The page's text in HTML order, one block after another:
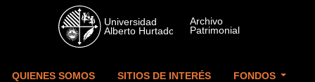
Skip to main content
QUIENES SOMOS SITIOS DE INTERÉS FONDOS